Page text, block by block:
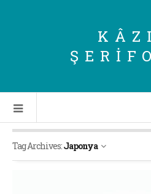
Tag Archives:Japonya